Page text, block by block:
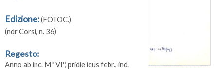
Edizione:(FOTOC.)
(ndr Corsi, n. 36)
Regesto:
Anno ab inc. Mº VIº, pridie idus febr., ind.